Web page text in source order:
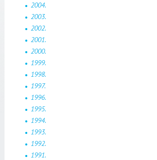
2004.
2003.
2002.
2001.
2000.
1999.
1998.
1997.
1996.
1995.
1994.
1993.
1992.
1991.